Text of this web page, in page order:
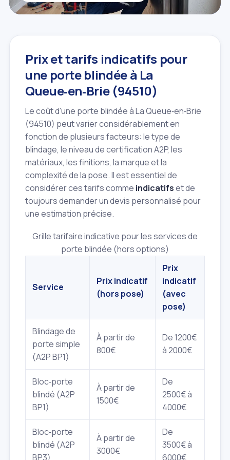
Prix et tarifs indicatifs pour
une porte blindée à La
Queue‑en‑Brie (94510)
Le coût d'une porte blindée à La Queue‑en‑Brie
(94510) peut varier considérablement en
fonction de plusieurs facteurs: le type de
blindage, le niveau de certification A2P, les
matériaux, les finitions, la marque et la
complexité de la pose. Il est essentiel de
considérer ces tarifs comme indicatifset de
toujours demander un devis personnalisé pour
une estimation précise.
Grille tarifaire indicative pour les services de
porte blindée (hors options)
Service
Prix indicatif
(hors pose)
Prix
indicatif
(avec
pose)
Blindage de
porte simple
(A2P BP1)
À partir de
800€
De 1200€
à 2000€
Bloc‑porte
blindé (A2P
BP1)
À partir de
1500€
De
2500€ à
4000€
Bloc‑porte
blindé (A2P
BP3)
À partir de
3000€
De
3500€ à
6000€